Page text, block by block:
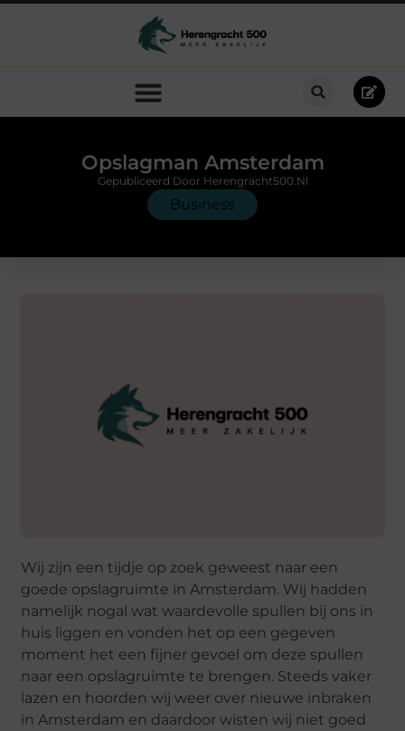
Opslagman Amsterdam
Business
Gepubliceerd Door Herengracht500.nl
Wij zijn een tijdje op zoek geweest naar een
goede opslagruimte in Amsterdam. Wij hadden
namelijk nogal wat waardevolle spullen bij ons in
huis liggen en vonden het op een gegeven
moment het een fijner gevoel om deze spullen
naar een opslagruimte te brengen. Steeds vaker
lazen en hoorden wij weer over nieuwe inbraken
in Amsterdam en daardoor wisten wij niet goed